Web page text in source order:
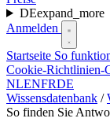
DEexpand_more
Anmelden
Startseite So
Cookie-Richtlinien-
NLENFRDE
Wissensdatenbank /
So finden Sie